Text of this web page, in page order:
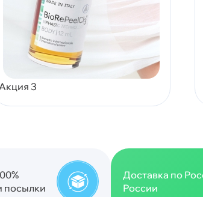
3
посылки
Доставка по
России